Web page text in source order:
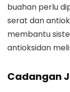
buahan perlu
serat dan
membantu
antioksidan
Cadangan